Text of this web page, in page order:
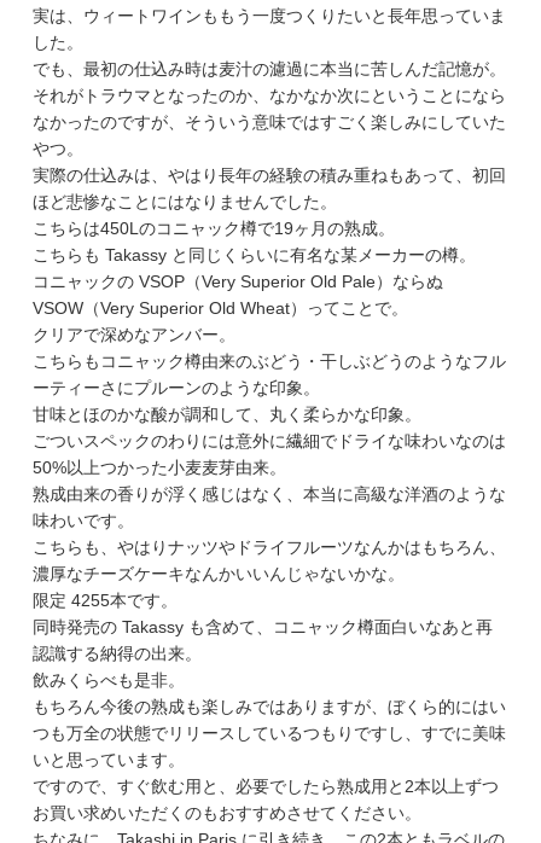
実は、ウィートワインももう一度つくりたいと長年思っていま
した。
でも、最初の仕込み時は麦汁の濾過に本当に苦しんだ記憶が。
それがトラウマとなったのか、なかなか次にということになら
なかったのですが、そういう意味ではすごく楽しみにしていた
やつ。
実際の仕込みは、やはり長年の経験の積み重ねもあって、初回
ほど悲惨なことにはなりませんでした。
こちらは450Lのコニャック樽で19ヶ月の熟成。
こちらも Takassy と同じくらいに有名な某メーカーの樽。
コニャックの VSOP（Very Superior Old Pale）ならぬ
VSOW（Very Superior Old Wheat）ってことで。
クリアで深めなアンバー。
こちらもコニャック樽由来のぶどう・干しぶどうのようなフル
ーティーさにプルーンのような印象。
甘味とほのかな酸が調和して、丸く柔らかな印象。
ごついスペックのわりには意外に繊細でドライな味わいなのは
50%以上つかった小麦麦芽由来。
熟成由来の香りが浮く感じはなく、本当に高級な洋酒のような
味わいです。
こちらも、やはりナッツやドライフルーツなんかはもちろん、
濃厚なチーズケーキなんかいいんじゃないかな。
限定 4255本です。
同時発売の Takassy も含めて、コニャック樽面白いなあと再
認識する納得の出来。
飲みくらべも是非。
もちろん今後の熟成も楽しみではありますが、ぼくら的にはい
つも万全の状態でリリースしているつもりですし、すでに美味
いと思っています。
ですので、すぐ飲む用と、必要でしたら熟成用と2本以上ずつ
お買い求めいただくのもおすすめさせてください。